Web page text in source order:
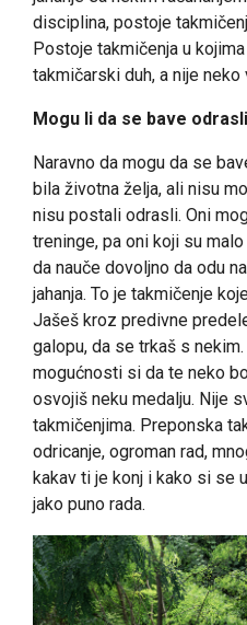
disciplina, postoje
Postoje takmičenja u
takmičarski duh, a nije
Mogu li da se bave
Naravno da mogu da se
bila životna želja, ali nisu
nisu postali odrasli. Oni
treninge, pa oni koji su
da nauče dovoljno da odu
jahanja. To je takmičenje
Jašeš kroz predivne
galopu, da se trkaš s
mogućnosti si da te neko
osvojiš neku medalju. Nije
takmičenjima. Preponska
odricanje, ogroman rad,
kakav ti je konj i kako si se
jako puno rada.